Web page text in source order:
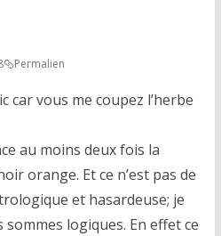
Permalien
car vous me coupez l’herbe
au moins deux fois la
orange. Et ce n’est pas de
et hasardeuse; je
sommes logiques. En effet ce